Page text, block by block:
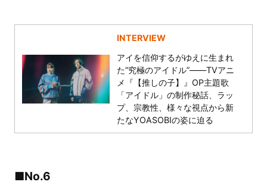
INTERVIEW
アイを信仰するがゆえに生まれ
た“究極のアイドル”――TVアニ
メ『【推しの子】』OP主題歌
「アイドル」の制作秘話、ラッ
プ、宗教性、様々な視点から新
たなYOASOBIの姿に迫る
■No.6